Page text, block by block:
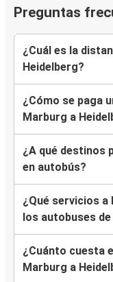
Preguntas
¿Cuál es la
Heidelberg?
¿Cómo se paga
Marburg a
¿A qué destinos
en autobús?
¿Qué servicios
los autobuses
¿Cuánto cuesta
Marburg a